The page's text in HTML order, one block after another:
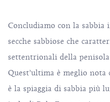
Concludiamo con la sabbia
secche sabbiose che
settentrionali della
Quest’ultima è meglio nota
è la spiaggia di sabbia più